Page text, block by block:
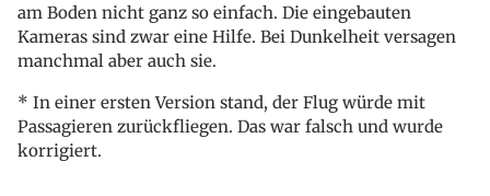
am Boden nicht ganz so einfach. Die eingebauten
Kameras sind zwar eine Hilfe. Bei Dunkelheit versagen
manchmal aber auch sie.
* In einer ersten Version stand, der Flug würde mit
Passagieren zurückfliegen. Das war falsch und wurde
korrigiert.